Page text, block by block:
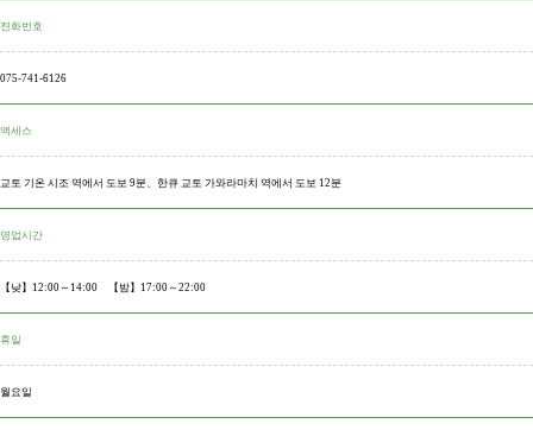
전화번호
075-741-6126
액세스
교토 기온 시조 역에서 도보 9분、한큐 교토 가와라마치 역에서 도보 12분
영업시간
【낮】12:00～14:00 【밤】17:00～22:00
휴일
월요일